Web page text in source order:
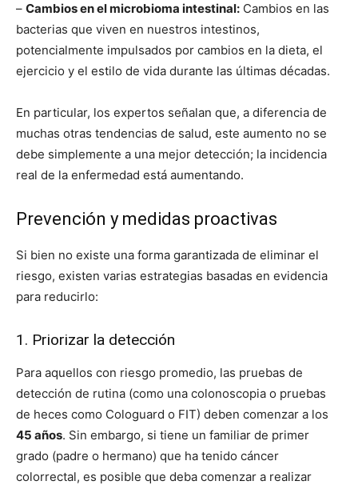
– Cambios en el microbioma intestinal: Cambios en las
bacterias que viven en nuestros intestinos,
potencialmente impulsados ​​por cambios en la dieta, el
ejercicio y el estilo de vida durante las últimas décadas.
En particular, los expertos señalan que, a diferencia de
muchas otras tendencias de salud, este aumento no se
debe simplemente a una mejor detección; la incidencia
real de la enfermedad está aumentando.
Prevención y medidas proactivas
Si bien no existe una forma garantizada de eliminar el
riesgo, existen varias estrategias basadas en evidencia
para reducirlo:
1. Priorizar la detección
Para aquellos con riesgo promedio, las pruebas de
detección de rutina (como una colonoscopia o pruebas
de heces como Cologuard o FIT) deben comenzar a los
45 años. Sin embargo, si tiene un familiar de primer
grado (padre o hermano) que ha tenido cáncer
colorrectal, es posible que deba comenzar a realizar